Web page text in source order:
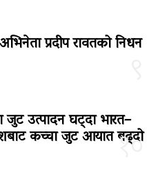
प्रदीप रावतको निधन
१०
उत्पादन घट्दा भारत–
कच्चा जुट आयात बढ्दो